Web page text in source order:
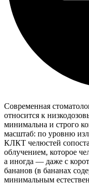
Современная
относится к
минимальна и строго
масштаб: по уровню
КЛКТ челюстей
облучением, которое
а иногда — даже с
бананов (в бананах
минимальным